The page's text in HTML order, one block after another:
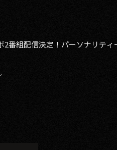
2番組配信決定！パーソナリティ